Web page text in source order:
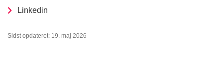
Linkedin
Sidst opdateret: 19. maj 2026